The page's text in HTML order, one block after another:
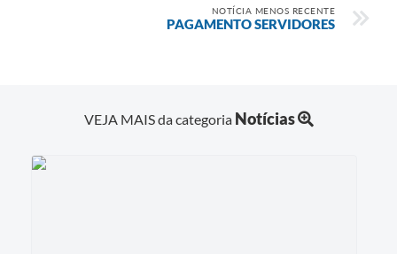
NOTÍCIA MENOS RECENTE
PAGAMENTO SERVIDORES
VEJA MAIS da categoria Notícias